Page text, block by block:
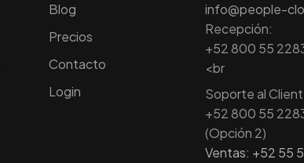
Blog
Precios
Contacto
Login
info@people-
Recepción:
+52 800 55
<br
Soporte al
+52 800 55
(Opción 2)
Ventas: +52 55